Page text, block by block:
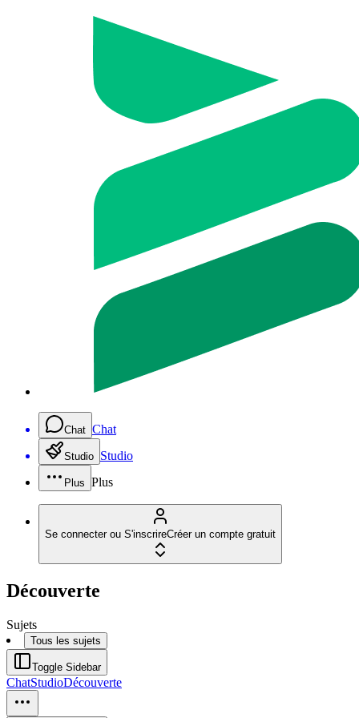
Chat Chat
Studio Studio
Plus Plus
Se connecter ou S'inscrireCréer un compte gratuit
Découverte
Sujets
Tous les sujets
Toggle Sidebar
ChatStudioDécouverte